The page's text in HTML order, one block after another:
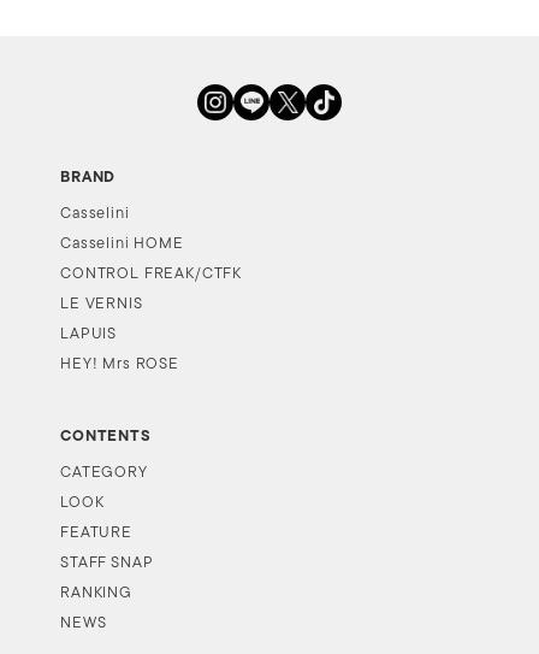
BRAND
Casselini
Casselini HOME
CONTROL FREAK/CTFK
LE VERNIS
LAPUIS
HEY! Mrs ROSE
CONTENTS
CATEGORY
LOOK
FEATURE
STAFF SNAP
RANKING
NEWS